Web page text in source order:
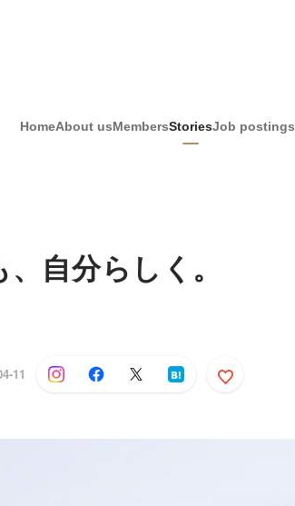
HomeAbout usMembersStoriesJob postings
自分らしく。
11